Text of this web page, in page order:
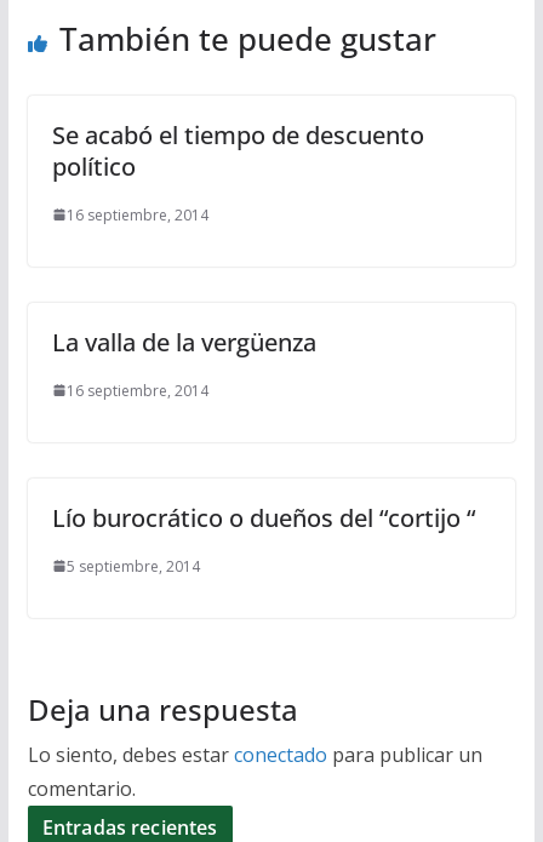
También te puede gustar
Se acabó el tiempo de descuento
político
16 septiembre, 2014
La valla de la vergüenza
16 septiembre, 2014
Lío burocrático o dueños del “cortijo “
5 septiembre, 2014
Deja una respuesta
Lo siento, debes estarconectado para publicar un
comentario.
Entradas recientes